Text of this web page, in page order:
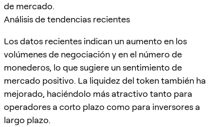
de mercado.
Análisis de tendencias recientes
Los datos recientes indican un aumento en los
volúmenes de negociación y en el número de
monederos, lo que sugiere un sentimiento de
mercado positivo. La liquidez del token también ha
mejorado, haciéndolo más atractivo tanto para
operadores a corto plazo como para inversores a
largo plazo.